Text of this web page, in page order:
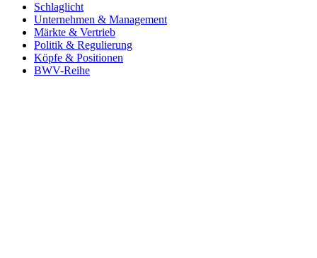
Schlaglicht
Unternehmen & Management
Märkte & Vertrieb
Politik & Regulierung
Köpfe & Positionen
BWV-Reihe